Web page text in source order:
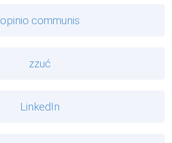
opinio communis
zzuć
LinkedIn